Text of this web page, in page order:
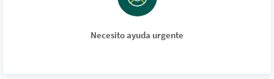
Necesito ayuda urgente